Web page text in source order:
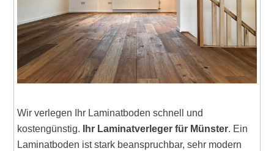
Wir verlegen Ihr Laminatboden schnell und
kostengünstig.
Ihr Laminatverleger für Münster. Ein
Laminatboden ist stark beanspruchbar, sehr modern